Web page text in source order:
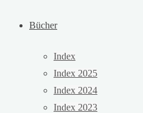
Bücher
Index
Index 2025
Index 2024
Index 2023